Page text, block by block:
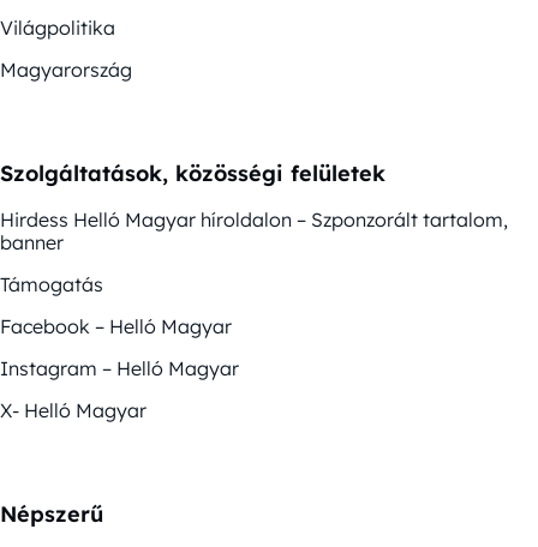
Világpolitika
Magyarország
Szolgáltatások, közösségi felületek
Hirdess Helló Magyar híroldalon – Szponzorált tartalom,
banner
Támogatás
Facebook – Helló Magyar
Instagram – Helló Magyar
X- Helló Magyar
Népszerű